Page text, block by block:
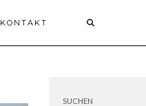
KONTAKT
SUCHEN